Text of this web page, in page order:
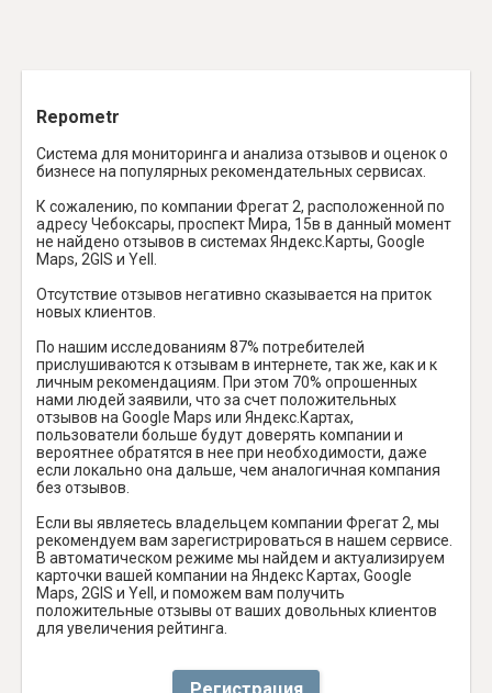
Repometr
Система для мониторинга и анализа отзывов и оценок о
бизнесе на популярных рекомендательных сервисах.
К сожалению, по компании Фрегат 2, расположенной по
адресу Чебоксары, проспект Мира, 15в в данный момент
не найдено отзывов в системах Яндекс.Карты, Google
Maps, 2GIS и Yell.
Отсутствие отзывов негативно сказывается на приток
новых клиентов.
По нашим исследованиям 87% потребителей
прислушиваются к отзывам в интернете, так же, как и к
личным рекомендациям. При этом 70% опрошенных
нами людей заявили, что за счет положительных
отзывов на Google Maps или Яндекс.Картах,
пользователи больше будут доверять компании и
вероятнее обратятся в нее при необходимости, даже
если локально она дальше, чем аналогичная компания
без отзывов.
Если вы являетесь владельцем компании Фрегат 2, мы
рекомендуем вам зарегистрироваться в нашем сервисе.
В автоматическом режиме мы найдем и актуализируем
карточки вашей компании на Яндекс Картах, Google
Maps, 2GIS и Yell, и поможем вам получить
положительные отзывы от ваших довольных клиентов
для увеличения рейтинга.
Регистрация